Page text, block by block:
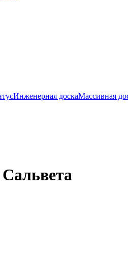
Инженерная доскаМассивная